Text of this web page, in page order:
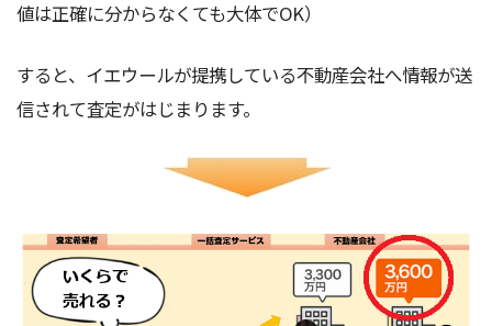
値は正確に分からなくても大体でOK）
すると、イエウールが提携している不動産会社へ情報が送
信されて査定がはじまります。